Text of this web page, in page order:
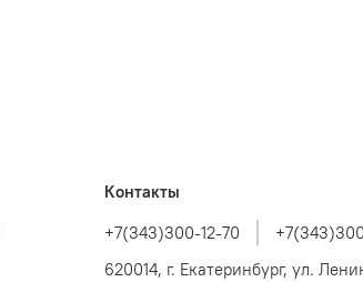
Контакты
+7(343)300-12-70
620014, г. Екатеринбург, ул.